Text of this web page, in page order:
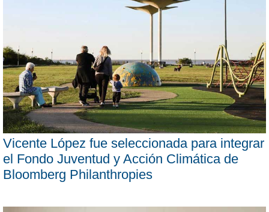
Vicente López fue seleccionada para integrar
el Fondo Juventud y Acción Climática de
Bloomberg Philanthropies